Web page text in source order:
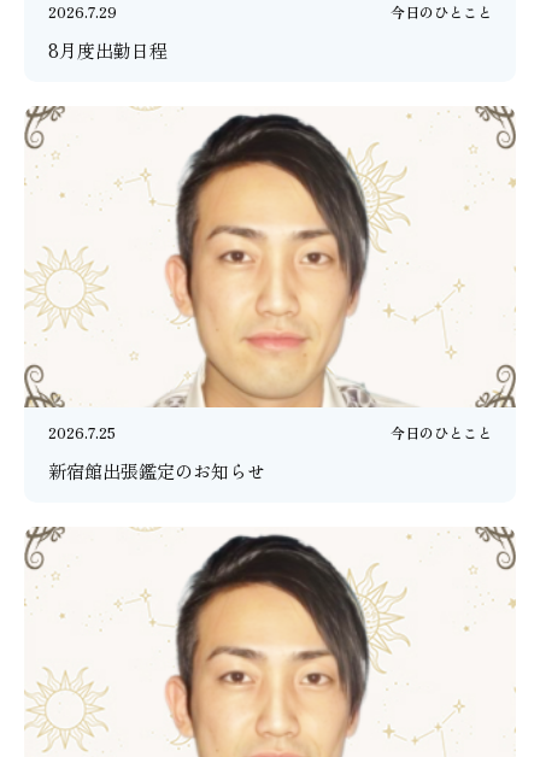
2026.7.29 今日のひとこと
8月度出勤日程
2026.7.25 今日のひとこと
新宿館出張鑑定のお知らせ